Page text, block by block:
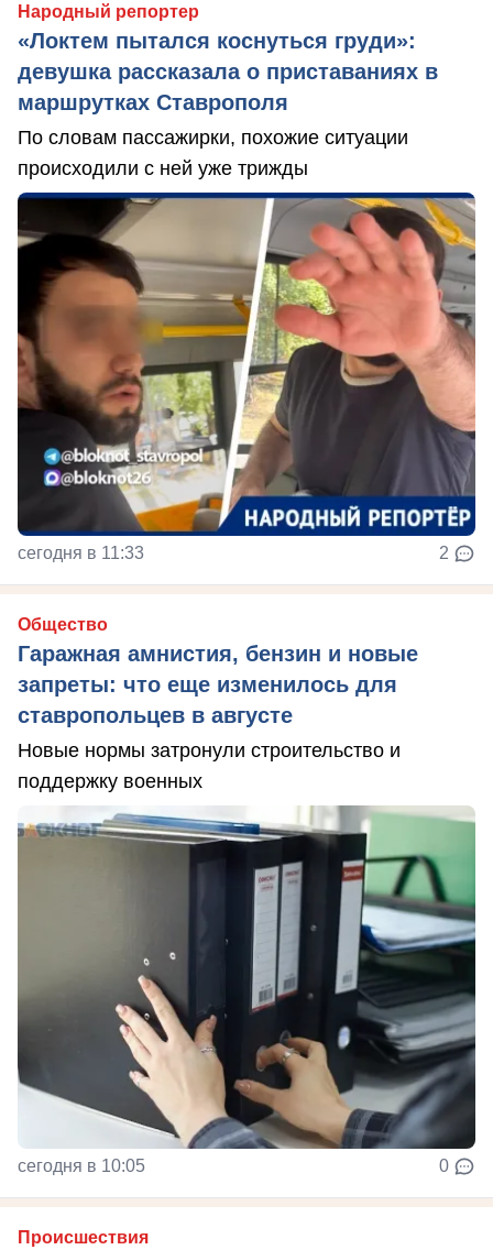
Народный репортер
«Локтем пытался коснуться груди»:
девушка рассказала о приставаниях в
маршрутках Ставрополя
По словам пассажирки, похожие ситуации
происходили с ней уже трижды
сегодня в 11:33 2
Общество
Гаражная амнистия, бензин и новые
запреты: что еще изменилось для
ставропольцев в августе
Новые нормы затронули строительство и
поддержку военных
сегодня в 10:05 0
Происшествия